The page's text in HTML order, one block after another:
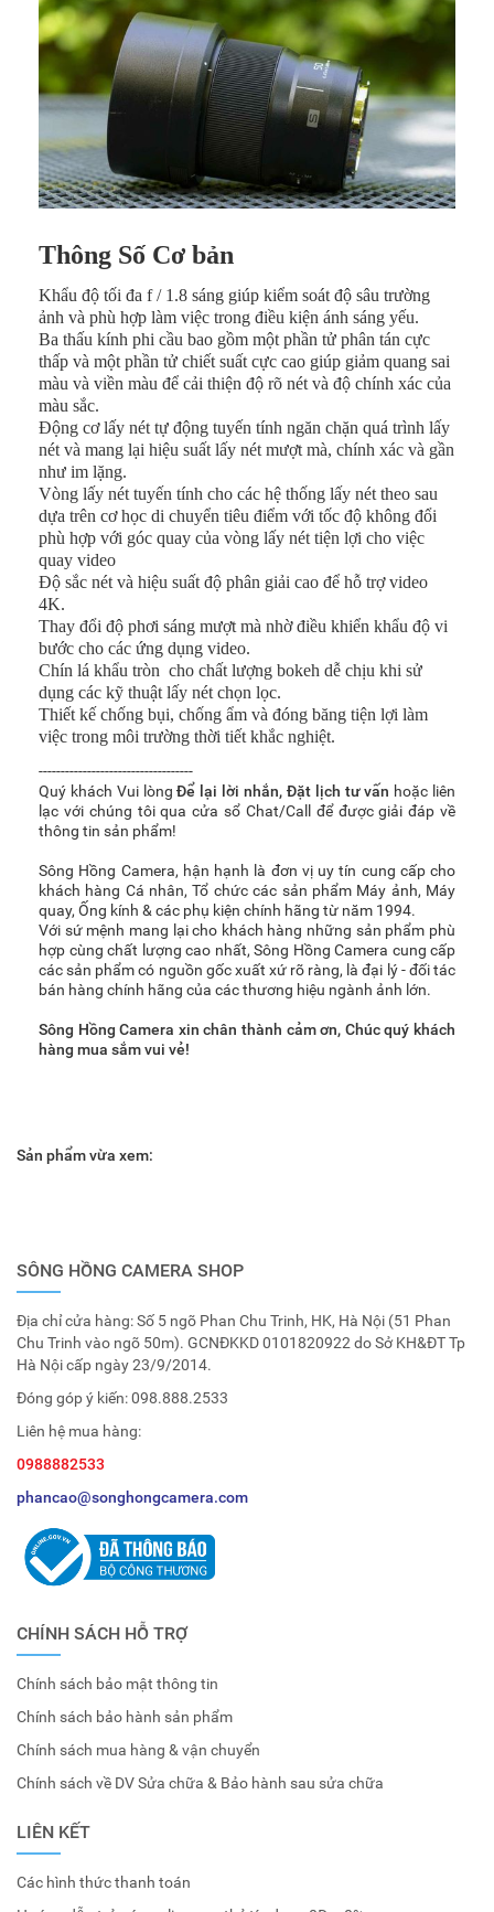
Thông Số Cơ bản
Khẩu độ tối đa f / 1.8 sáng giúp kiểm soát độ sâu trường
ảnh và phù hợp làm việc trong điều kiện ánh sáng yếu.
Ba thấu kính phi cầu bao gồm một phần tử phân tán cực
thấp và một phần tử chiết suất cực cao giúp giảm quang sai
màu và viền màu để cải thiện độ rõ nét và độ chính xác của
màu sắc.
Động cơ lấy nét tự động tuyến tính ngăn chặn quá trình lấy
nét và mang lại hiệu suất lấy nét mượt mà, chính xác và gần
như im lặng.
Vòng lấy nét tuyến tính cho các hệ thống lấy nét theo sau
dựa trên cơ học di chuyển tiêu điểm với tốc độ không đổi
phù hợp với góc quay của vòng lấy nét tiện lợi cho việc
quay video
Độ sắc nét và hiệu suất độ phân giải cao để hỗ trợ video
4K.
Thay đổi độ phơi sáng mượt mà nhờ điều khiển khẩu độ vi
bước cho các ứng dụng video.
Chín lá khẩu tròn cho chất lượng bokeh dễ chịu khi sử
dụng các kỹ thuật lấy nét chọn lọc.
Thiết kế chống bụi, chống ẩm và đóng băng tiện lợi làm
việc trong môi trường thời tiết khắc nghiệt.
-----------------------------------
Quý khách Vui lòng Để lại lời nhắn, Đặt lịch tư vấn hoặc liên
lạc với chúng tôi qua cửa sổ Chat/Call để được giải đáp về
thông tin sản phẩm!
Sông Hồng Camera, hận hạnh là đơn vị uy tín cung cấp cho
khách hàng Cá nhân, Tổ chức các sản phẩm Máy ảnh, Máy
quay, Ống kính & các phụ kiện chính hãng từ năm 1994.
Với sứ mệnh mang lại cho khách hàng những sản phẩm phù
hợp cùng chất lượng cao nhất, Sông Hồng Camera cung cấp
các sản phẩm có nguồn gốc xuất xứ rõ ràng, là đại lý - đối tác
bán hàng chính hãng của các thương hiệu ngành ảnh lớn.
Sông Hồng Camera xin chân thành cảm ơn, Chúc quý khách
hàng mua sắm vui vẻ!
Sản phẩm vừa xem:
SÔNG HỒNG CAMERA SHOP
Địa chỉ cửa hàng: Số 5 ngõ Phan Chu Trinh, HK, Hà Nội (51 Phan
Chu Trinh vào ngõ 50m). GCNĐKKD 0101820922 do Sở KH&ĐT Tp
Hà Nội cấp ngày 23/9/2014.
Đóng góp ý kiến:098.888.2533
Liên hệ mua hàng:
0988882533
phancao@songhongcamera.com
CHÍNH SÁCH HỖ TRỢ
Chính sách bảo mật thông tin
Chính sách bảo hành sản phẩm
Chính sách mua hàng & vận chuyển
Chính sách về DV Sửa chữa & Bảo hành sau sửa chữa
LIÊN KẾT
Các hình thức thanh toán